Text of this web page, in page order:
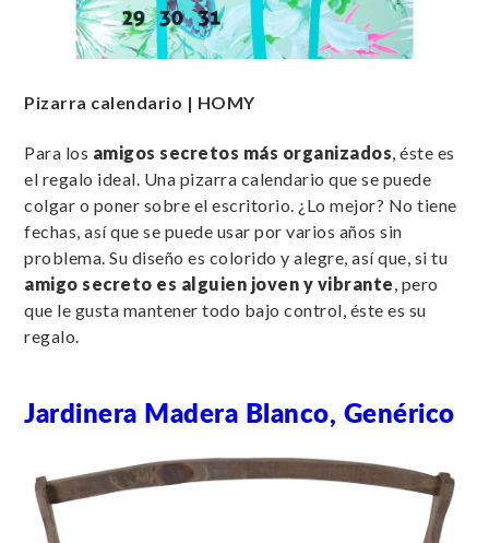
Pizarra calendario | HOMY
Para los amigos secretos más organizados, éste es
el regalo ideal. Una pizarra calendario que se puede
colgar o poner sobre el escritorio. ¿Lo mejor? No tiene
fechas, así que se puede usar por varios años sin
problema. Su diseño es colorido y alegre, así que, si tu
amigo secreto es alguien joven y vibrante, pero
que le gusta mantener todo bajo control, éste es su
regalo.
Jardinera Madera Blanco, Genérico